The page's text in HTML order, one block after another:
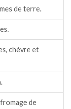
de terre.
chèvre et
de